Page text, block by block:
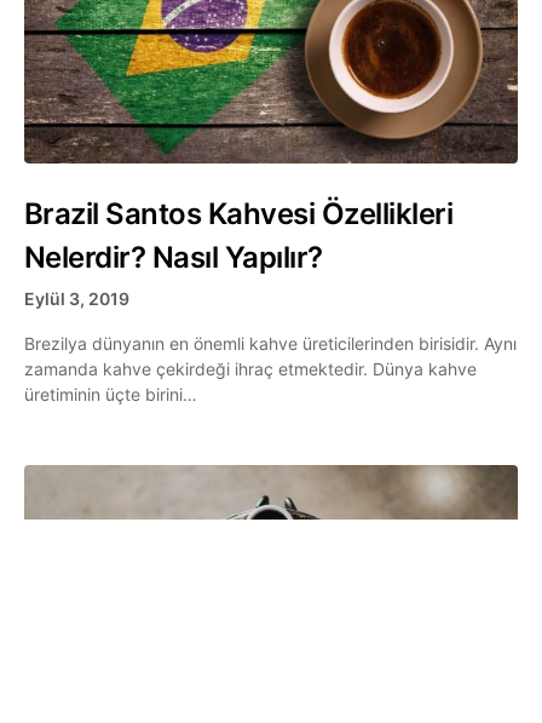
Brazil Santos Kahvesi Özellikleri
Nelerdir? Nasıl Yapılır?
Eylül 3, 2019
Brezilya dünyanın en önemli kahve üreticilerinden birisidir. Aynı
zamanda kahve çekirdeği ihraç etmektedir. Dünya kahve
üretiminin üçte birini…